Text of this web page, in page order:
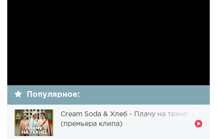
Популярное:
Cream Soda & Хлеб - Плачу на техно
(премьера клипа)